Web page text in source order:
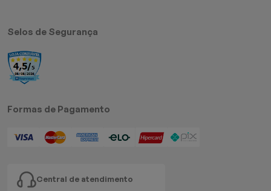
Selos de Segurança
Formas de Pagamento
Central de atendimento